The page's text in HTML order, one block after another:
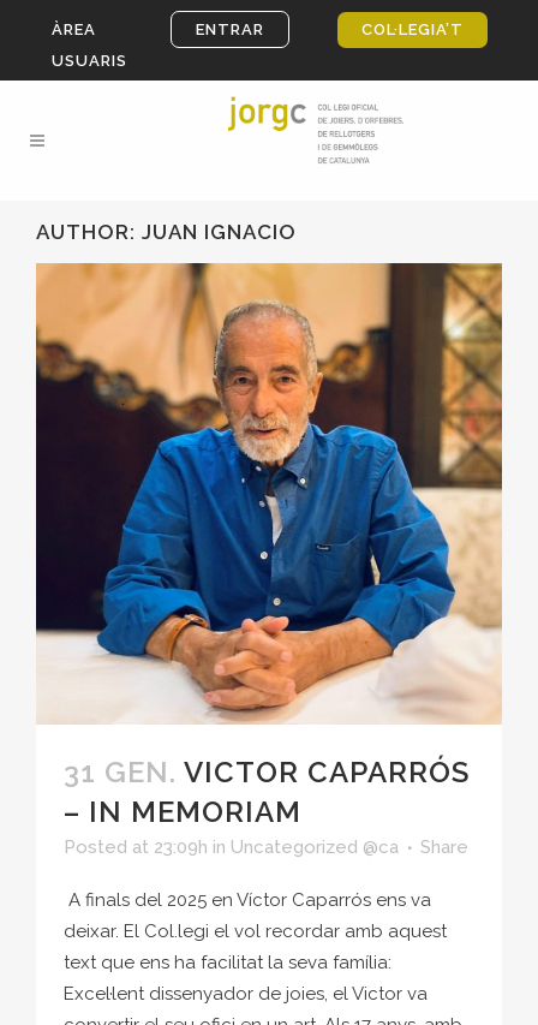
ÀREA
USUARIS
ENTRAR COL·LEGIA’T
AUTHOR: JUAN IGNACIO
31 GEN. VICTOR CAPARRÓS
– IN MEMORIAM
Posted at 23:09h in Uncategorized @ca Share
A finals del 2025 en Víctor Caparrós ens va
deixar. El Col.legi el vol recordar amb aquest
text que ens ha facilitat la seva família:
Excel·lent dissenyador de joies, el Victor va